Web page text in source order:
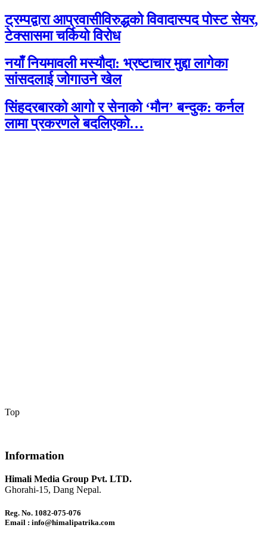
ट्रम्पद्वारा आप्रवासीविरुद्धको विवादास्पद पोस्ट सेयर,
टेक्सासमा चर्कियो विरोध
नयाँ नियमावली मस्यौदा: भ्रष्टाचार मुद्दा लागेका
सांसदलाई जोगाउने खेल
सिंहदरबारको आगो र सेनाको ‘मौन’ बन्दुक: कर्नल
लामा प्रकरणले बदलिएको…
Top
Information
Himali Media Group Pvt. LTD.
Ghorahi-15, Dang Nepal.
Reg. No. 1082-075-076
Email : info@himalipatrika.com